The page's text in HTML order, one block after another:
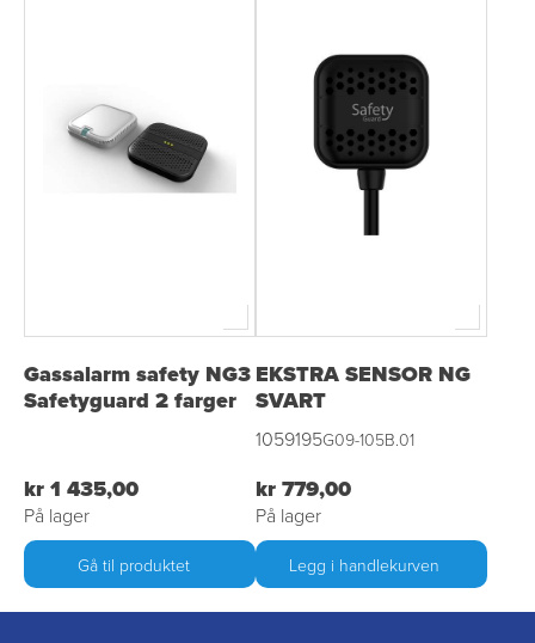
Gassalarm safety NG3
Safetyguard 2 farger
kr 1 435,00
På lager
Gå til produktet
EKSTRA SENSOR NG
SVART
1059195G09-105B.01
kr 779,00
På lager
Legg i handlekurven